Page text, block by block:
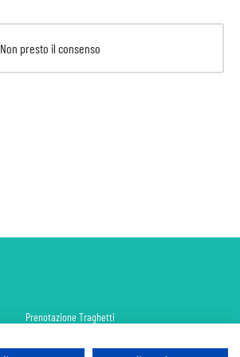
Non presto il consenso
Prenotazione Traghetti